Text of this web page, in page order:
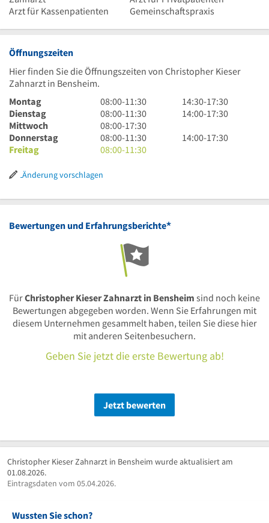
Arzt für Kassenpatienten
Gemeinschaftspraxis
Öffnungszeiten
Hier finden Sie die Öffnungszeiten von Christopher Kieser
Zahnarzt in Bensheim.
Montag
8
Uhr
bis
11
Uhr
08:00-11:30
14
Uhr
bis
14:30-17:30
Dienstag
8
Uhr
bis
11
30
08:00-11:30
14
bis
14:00-17:30
Mittwoch
8
Uhr
bis
Uhr
08:00-17:30
Donnerstag
8
Uhr
11
30
08:00-11:30
14
30
14:00-17:30
Freitag
8
bis
Uhr
08:00-11:30
Änderung vorschlagen
Bewertungen und Erfahrungsberichte*
FürChristopher Kieser Zahnarzt in Bensheim sind noch keine
Bewertungen abgegeben worden. Wenn Sie Erfahrungen mit
diesem Unternehmen gesammelt haben, teilen Sie diese hier
mit anderen Seitenbesuchern.
Geben Sie jetzt die erste Bewertung ab!
Jetzt bewerten
Christopher Kieser Zahnarzt in Bensheim wurde aktualisiert am
01.08.2026.
Eintragsdaten vom 05.04.2026.
Wussten Sie schon?